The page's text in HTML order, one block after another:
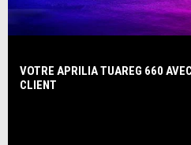
VOTRE APRILIA TUAREG 660
CLIENT